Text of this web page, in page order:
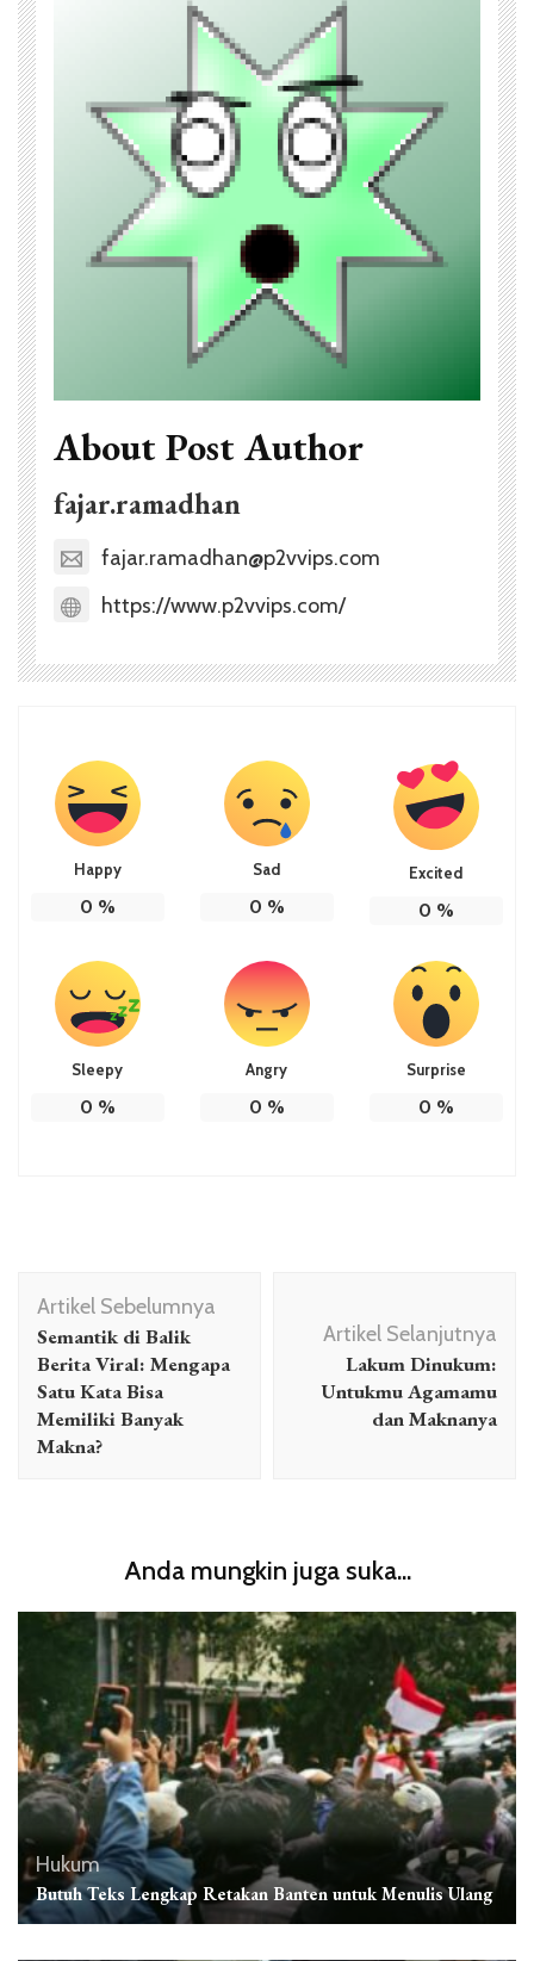
About Post Author
fajar.ramadhan
fajar.ramadhan@p2vvips.com
https://www.p2vvips.com/
Happy
0 %
Sad
0 %
Excited
0 %
Sleepy
0 %
Angry
0 %
Surprise
0 %
Navigasi
Artikel
Artikel Sebelumnya
Semantik di Balik
Berita Viral: Mengapa
Satu Kata Bisa
Memiliki Banyak
Makna?
Artikel Selanjutnya
Lakum Dinukum:
Untukmu Agamamu
dan Maknanya
Anda mungkin juga suka...
Hukum
Butuh Teks Lengkap Retakan Banten untuk Menulis Ulang